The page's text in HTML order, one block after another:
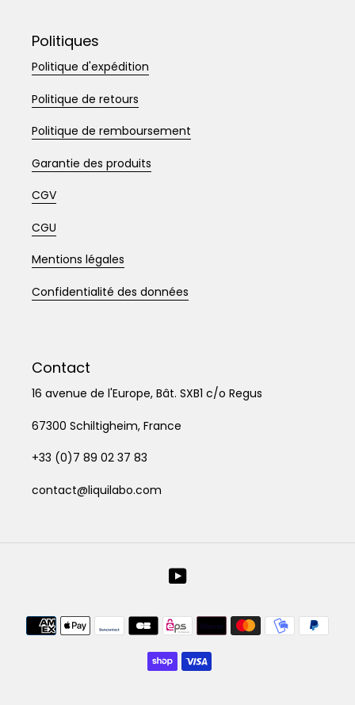
Politiques
Politique d'expédition
Politique de retours
Politique de remboursement
Garantie des produits
CGV
CGU
Mentions légales
Confidentialité des données
Contact
16 avenue de l'Europe, Bât. SXB1 c/o Regus
67300 Schiltigheim, France
+33 (0)7 89 02 37 83
contact@liquilabo.com
YouTube
Moyens
de
paiement